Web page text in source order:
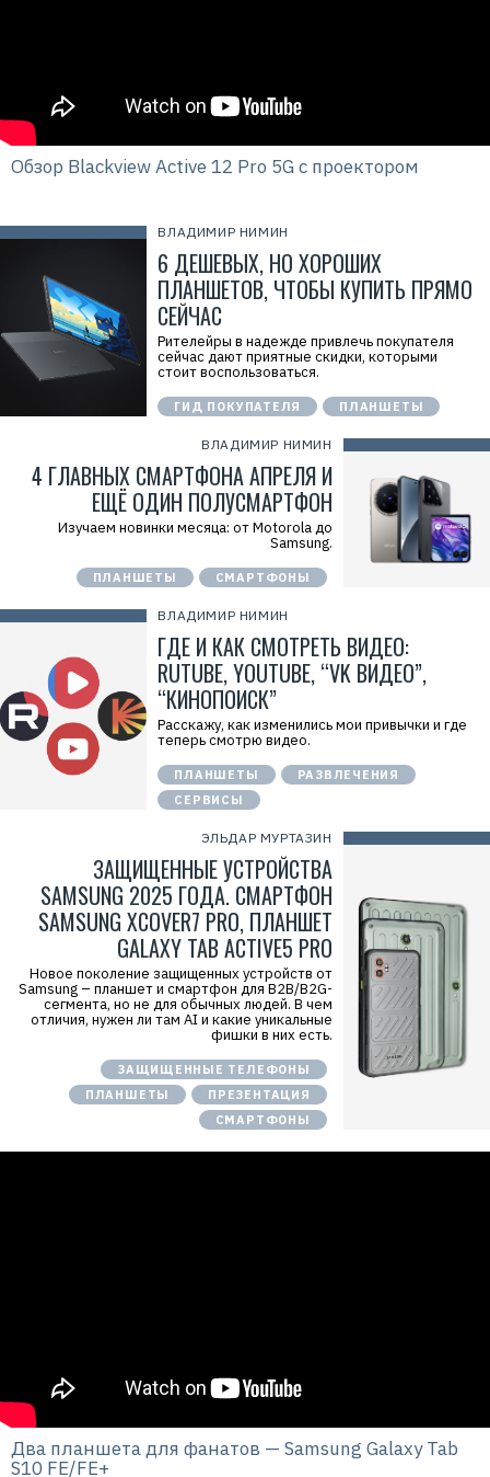
ВЛАДИМИР НИМИН
6 ДЕШЕВЫХ, НО ХОРОШИХ
ПЛАНШЕТОВ, ЧТОБЫ КУПИТЬ ПРЯМО
СЕЙЧАС
Рителейры в надежде привлечь покупателя
сейчас дают приятные скидки, которыми
стоит воспользоваться.
ГИД ПОКУПАТЕЛЯ ПЛАНШЕТЫ
ВЛАДИМИР НИМИН
4 ГЛАВНЫХ СМАРТФОНА АПРЕЛЯ И
ЕЩЁ ОДИН ПОЛУСМАРТФОН
Изучаем новинки месяца: от Motorola до
Samsung.
ПЛАНШЕТЫ СМАРТФОНЫ
ВЛАДИМИР НИМИН
ГДЕ И КАК СМОТРЕТЬ ВИДЕО:
RUTUBE, YOUTUBE, “VK ВИДЕО”,
“КИНОПОИСК”
Расскажу, как изменились мои привычки и где
теперь смотрю видео.
ПЛАНШЕТЫ
РАЗВЛЕЧЕНИЯ
СЕРВИСЫ
ЭЛЬДАР МУРТАЗИН
ЗАЩИЩЕННЫЕ УСТРОЙСТВА
SAMSUNG 2025 ГОДА. СМАРТФОН
SAMSUNG XCOVER7 PRO, ПЛАНШЕТ
GALAXY TAB ACTIVE5 PRO
Новое поколение защищенных устройств от
Samsung – планшет и смартфон для B2B/B2G-
сегмента, но не для обычных людей. В чем
отличия, нужен ли там AI и какие уникальные
фишки в них есть.
ЗАЩИЩЕННЫЕ ТЕЛЕФОНЫ
ПЛАНШЕТЫ
ПРЕЗЕНТАЦИЯ
СМАРТФОНЫ
Обзор Blackview Active 12 Pro 5G с проектором
Два планшета для фанатов — Samsung Galaxy Tab
S10 FE/FE+